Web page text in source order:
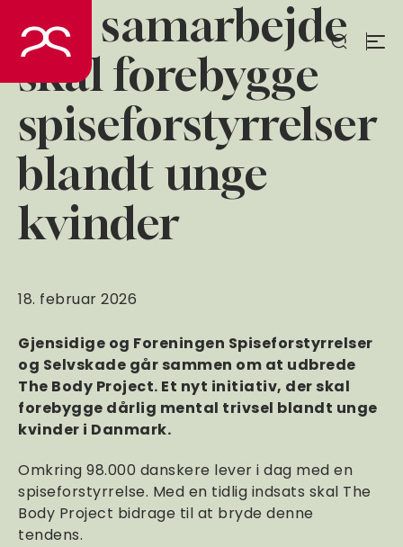
indhold
Nyt samarbejde
skal forebygge
spiseforstyrrelser
blandt unge
kvinder
18. februar 2026
Gjensidige og Foreningen Spiseforstyrrelser
og Selvskade går sammen om at udbrede
The Body Project. Et nyt initiativ, der skal
forebygge dårlig mental trivsel blandt unge
kvinder i Danmark.
Omkring 98.000 danskere lever i dag med en
spiseforstyrrelse. Med en tidlig indsats skal The
Body Project bidrage til at bryde denne
tendens.